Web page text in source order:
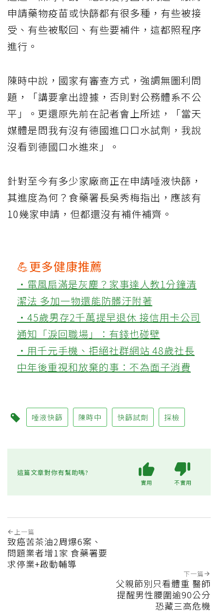
申請藥物疫苗或快篩都有很多種，有些被接
受、有些被駁回、有些要補件，這都照程序
進行。
陳時中說，國家有審查方式，強調無圖利問
題，「講要拿出證據，否則對公務體系不公
平」。更還原先前在記者會上所述，「當天
媒體是問我有沒有德國進口口水試劑，我說
沒看到德國口水進來」。
針對至今有多少家廠商正在申請唾液快篩，
其進度為何？食藥署長吳秀梅指出，應該有
10幾家申請，但都還沒有補件補齊。
💪更多健康推薦
‧電風扇滿是灰塵？家事達人教1分鐘清
潔法 多加一物還能防髒汙附著
‧45歲男存2千萬提早退休 接信用卡公司
通知「淚回職場」：有錢也碰壁
‧用千元手機、拒絕社群網站 48歲社長
中年後重視和放棄的事：不為面子消費
唾液快篩 陳時中 快篩試劑 採檢
這篇文章對你有幫助嗎?
實用 不實用
上一篇
致癌苦茶油2周爆6案、
問題業者增1家 食藥署要
求停業+啟動輔導
下一篇
父親節別只看體重 醫師
提醒男性腰圍逾90公分
恐藏三高危機